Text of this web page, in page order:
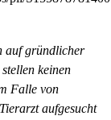
auf gründlicher
keinen
Falle von
aufgesucht